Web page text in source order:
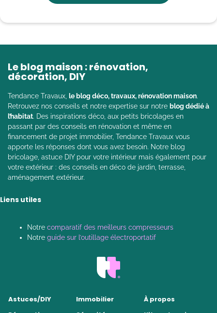
Le blog maison : rénovation,
décoration, DIY
Tendance Travaux, le blog déco, travaux, rénovation maison.
Retrouvez nos conseils et notre expertise sur notre blog dédié à
l’habitat. Des inspirations déco, aux petits bricolages en
passant par des conseils en rénovation et même en
financement de projet immobilier, Tendance Travaux vous
apporte les réponses dont vous avez besoin. Notre blog
bricolage, astuce DIY pour votre intérieur mais également pour
votre extérieur : des conseils en déco de jardin, terrasse,
aménagement extérieur.
Liens utiles
Notre comparatif des meilleurs compresseurs
Notre guide sur l’outillage électroportatif
Astuces/DIY
Immobilier
À propos